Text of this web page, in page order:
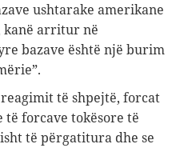
ushtarake amerikane
kanë arritur në
bazave është një burim
të shpejtë, forcat
të forcave tokësore të
të përgatitura dhe se